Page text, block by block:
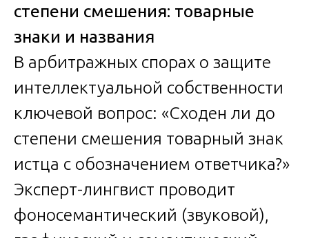
степени смешения: товарные
знаки и названия
В арбитражных спорах о защите
интеллектуальной собственности
ключевой вопрос: «Сходен ли до
степени смешения товарный знак
истца с обозначением ответчика?»
Эксперт-лингвист проводит
фоносемантический (звуковой),